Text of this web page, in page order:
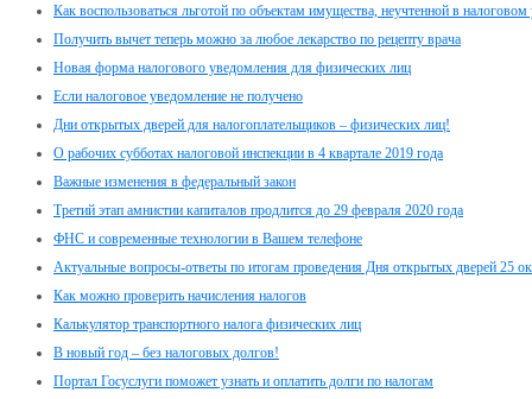
Как воспользоваться льготой по объектам имущества, неучтенной в
Получить вычет теперь можно за любое лекарство по рецепту врача
Новая форма налогового уведомления для физических лиц
Если налоговое уведомление не получено
Дни открытых дверей для налогоплательщиков – физических лиц!
О рабочих субботах налоговой инспекции в 4 квартале 2019 года
Важные изменения в федеральный закон
Третий этап амнистии капиталов продлится до 29 февраля 2020 года
ФНС и современные технологии в Вашем телефоне
Актуальные вопросы-ответы по итогам проведения Дня открытых дверей 25
Как можно проверить начисления налогов
Калькулятор транспортного налога физических лиц
В новый год – без налоговых долгов!
Портал Госуслуги поможет узнать и оплатить долги по налогам